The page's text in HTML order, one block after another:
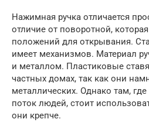
Нажимная ручка отличается
отличие от поворотной,
положений для открывания.
имеет механизмов. Материал
и металлом. Пластиковые
частных домах, так как они
металлических. Однако там,
поток людей, стоит
они крепче.